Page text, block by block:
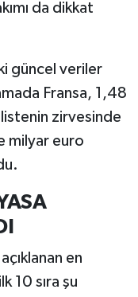
da dikkat
güncel veriler
Fransa, 1,48
zirvesinde
milyar euro
en
10 sıra şu